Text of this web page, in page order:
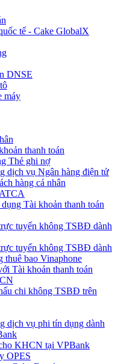
tế - Cake GlobalX
DNSE
máy
thanh toán
Thẻ ghi nợ
dịch vụ Ngân hàng điện tử
hàng cá nhân
Tài khoản thanh toán
tuyến không TSBĐ dành
tuyến không TSBĐ dành
bao Vinaphone
Tài khoản thanh toán
chi không TSBĐ trên
dịch vụ phi tín dụng dành
KHCN tại VPBank
OPES